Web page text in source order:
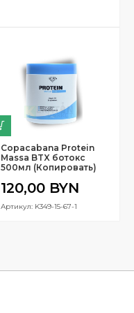
Copacabana Protein
Massa BTX ботокс
500мл (Копировать)
120,00 BYN
Артикул: K349-15-67-1